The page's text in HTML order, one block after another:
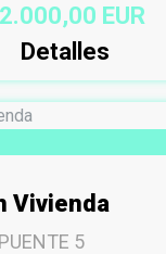
EUR
Detalles
Vivienda
5